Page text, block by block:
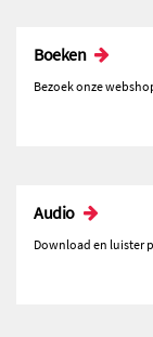
Boeken
Bezoek onze
Audio
Download en luister